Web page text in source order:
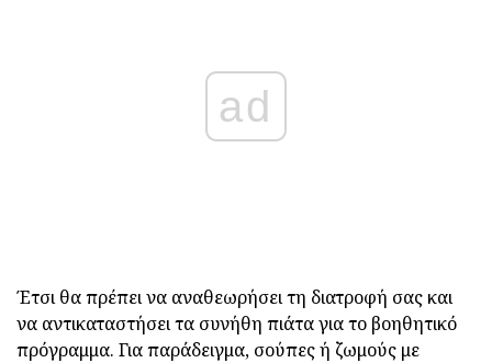
ad
Έτσι θα πρέπει να αναθεωρήσει τη διατροφή σας και
να αντικαταστήσει τα συνήθη πιάτα για το βοηθητικό
πρόγραμμα. Για παράδειγμα, σούπες ή ζωμούς με